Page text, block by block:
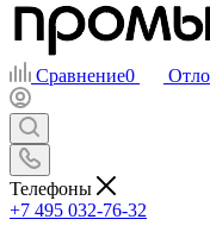
Сравнение0
Телефоны
+7 495 032-76-32